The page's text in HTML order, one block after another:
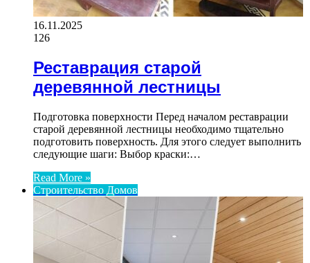
16.11.2025
126
Реставрация старой
деревянной лестницы
Подготовка поверхности Перед началом реставрации
старой деревянной лестницы необходимо тщательно
подготовить поверхность. Для этого следует выполнить
следующие шаги: Выбор краски:…
Read More »
Строительство Домов